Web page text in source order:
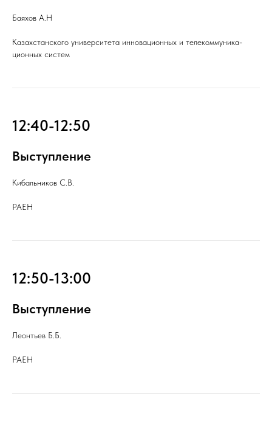
Баяхов А.Н
Казахстанского университета инновационных и телекоммуника-
ционных систем
12:40-12:50
Выступление
Кибальников С.В.
РАЕН
12:50-13:00
Выступление
Леонтьев Б.Б.
РАЕН